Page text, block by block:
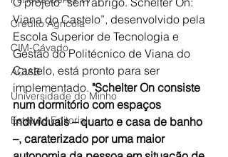
Crédito Agrícola
CIM-Cávado
ACIAB
Universidade do Minho
Estatuto Editorial
Viana do Castelo”, desenvolvido pela
Escola Superior de Tecnologia e
Gestão do Politécnico de Viana do
Castelo, está pronto para ser
implementado. "Schelter On consiste
num dormitório com espaços
individuais – quarto e casa de banho
–, caraterizado por uma maior